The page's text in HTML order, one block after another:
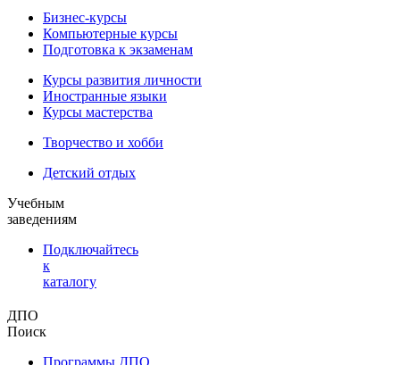
Бизнес-курсы
Компьютерные курсы
Подготовка к экзаменам
Курсы развития личности
Иностранные языки
Курсы мастерства
Творчество и хобби
Детский отдых
Учебным
заведениям
Подключайтесь
к
каталогу
ДПО
Поиск
Программы ДПО